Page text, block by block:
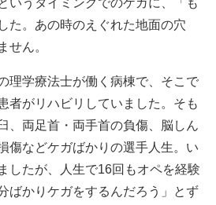
た。あの時のえぐれた地面の穴
せん。
理学療法士が働く病棟で、そこで
者がリハビリしていました。そも
、両足首・両手首の負傷、脳しん
傷などケガばかりの選手人生。い
したが、人生で16回もオペを経験
ばかりケガをするんだろう」とず